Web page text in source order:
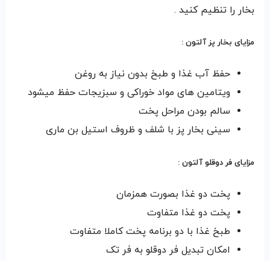
بخار را تنظیم کنید .
مزایای بخار پز آلتون :
حفظ آب غذا و طبخ بدون نیاز به روغن
ویتامین های مواد خوراکی و سبزیجات حفظ میشود
سالم بودن مراحل پخت
سینی بخار پز با شلف و ظروف استیل بن ماری
مزایای فر دوقلو آلتون :
پخت دو غذا بصورت همزمان
پخت دو غذا متفاوت
طبخ غذا با دو برنامه پخت کاملا متفاوت
امکان تبدیل فر دوقلو به فر تک